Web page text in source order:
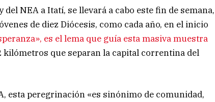
NEA a Itatí, se llevará a cabo este fin de semana,
de diez Diócesis, como cada año, en el inicio
es el lema que guía esta masiva muestra
kilómetros que separan la capital correntina del
esta peregrinación «es sinónimo de comunidad,